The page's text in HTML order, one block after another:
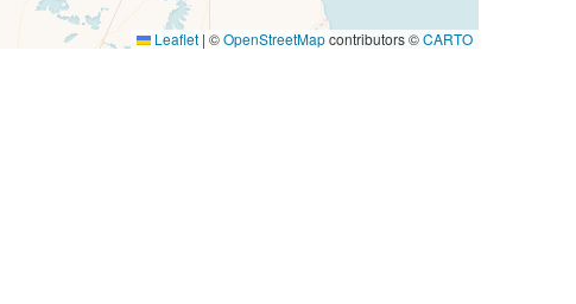
Leaflet | ©OpenStreetMapcontributors ©CARTO